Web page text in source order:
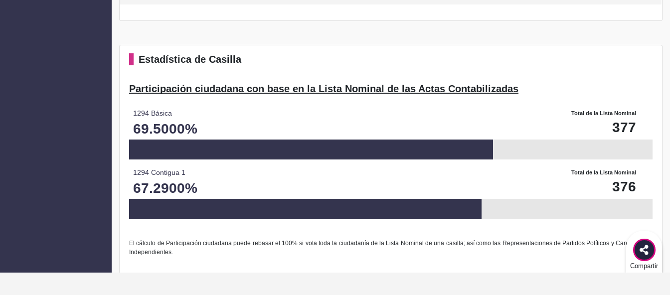
Compartir
Estadística de Casilla
Participación ciudadana con base en la Lista Nominal de las Actas Contabilizadas
1294 Básica
69.5000%
Total de la Lista Nominal
377
1294 Contigua 1
67.2900%
Total de la Lista Nominal
376
El cálculo de Participación ciudadana puede rebasar el 100% si vota toda la ciudadanía de la Lista Nominal de una casilla; así como las Representaciones de Partidos Políticos y Candidaturas
Independientes.